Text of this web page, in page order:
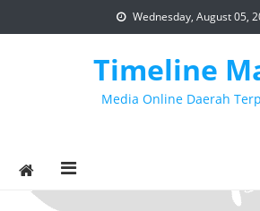
to
Wednesday, August 05,
Timeline
Media Online Daerah